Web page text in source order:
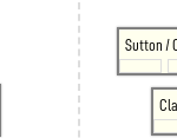
Sutton /